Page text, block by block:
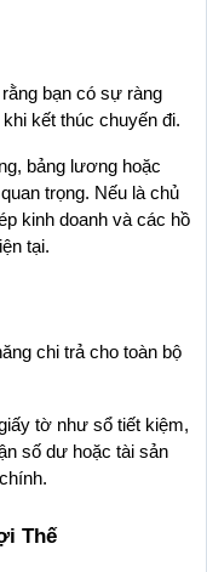
bạn có sự ràng
kết thúc chuyến đi.
bảng lương hoặc
trọng. Nếu là chủ
kinh doanh và các hồ
tại.
chi trả cho toàn bộ
tờ như sổ tiết kiệm,
số dư hoặc tài sản
Thế